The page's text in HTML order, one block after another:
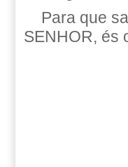
Para que
SENHOR, és